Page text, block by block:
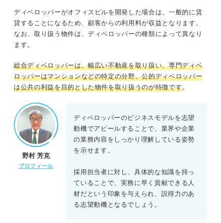
ディベロッパーがオフィスビルを開発した場合は、一般的に賃
貸することになるため、顧客からの利用料が収益となります。
なお、取り扱う物件は、ディベロッパーの種類によって異なり
ます。
総合ディベロッパーは、幅広い不動産を取り扱い、専門ディベ
ロッパーはマンションなどの特定の分野、公的ディベロッパー
は公共の利益を目的とした物件を取り扱うのが特徴です。
野村 芳克
プロフィール
ディベロッパーのビジネスモデルを志望
動機でアピールすることで、業界や企業
の業務内容をしっかり理解している姿勢
を示せます。
採用担当者に対し、具体的な知識を持っ
ていることで、実務に早く貢献できる人
材だという印象を与えられ、説得力のあ
る志望動機となるでしょう。